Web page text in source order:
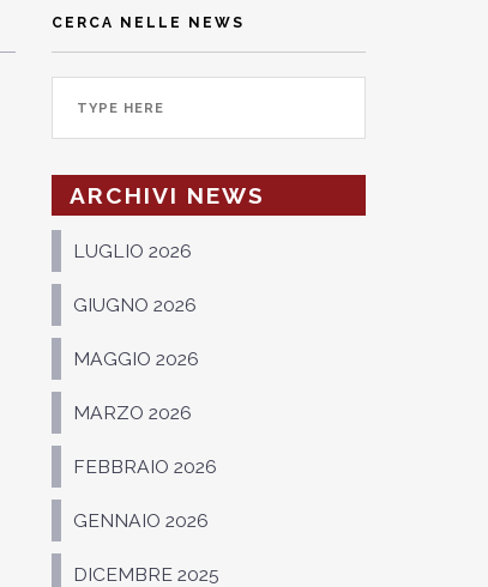
CERCA NELLE NEWS
ARCHIVI NEWS
LUGLIO 2026
GIUGNO 2026
MAGGIO 2026
MARZO 2026
FEBBRAIO 2026
GENNAIO 2026
DICEMBRE 2025